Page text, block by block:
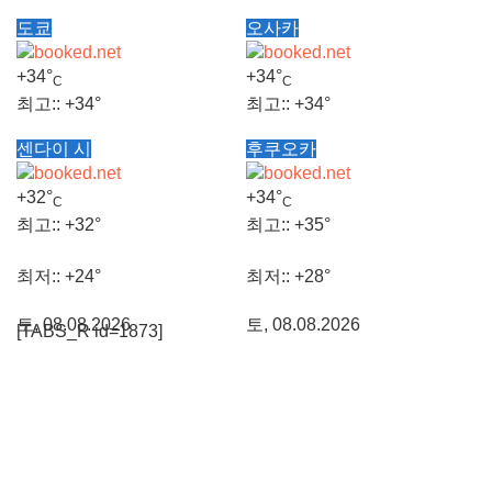
도쿄
+34°C
최고:: +34°
최저::+26°
토, 08.08.2026
오사카
+34°C
최고:: +34°
최저::+27°
토, 08.08.2026
센다이 시
+32°C
최고:: +32°
최저:: +24°
토, 08.08.2026
후쿠오카
+34°C
최고:: +35°
최저:: +28°
토, 08.08.2026
[TABS_R id=1873]